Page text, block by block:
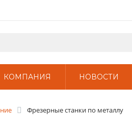
КОМПАНИЯ НОВОСТИ
Фрезерные станки по металлу